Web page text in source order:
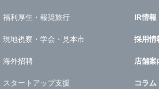
福利厚生・報奨旅行
現地視察・学会・見本市
海外招聘
スタートアップ支援
IR情報
採用情
店舗案
コラム